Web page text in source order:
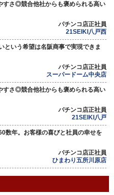
すさ◎競合他社からも褒められる高い
パチンコ店正社員
21SEIKI八戸西
という希望は名阪商事で実現できま
パチンコ店正社員
スーパードーム中央店
すさ◎競合他社からも褒められる高い
パチンコ店正社員
21SEIKI八戸
数年。お客様の喜びと社員の幸せを
パチンコ店正社員
ひまわり五所川原店